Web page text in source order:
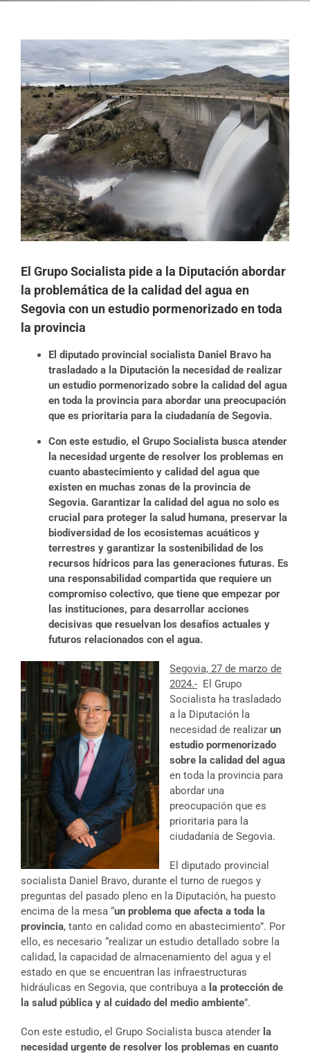
imagen
más
grande
El Grupo Socialista pide a la Diputación abordar
la problemática de la calidad del agua en
Segovia con un estudio pormenorizado en toda
la provincia
El diputado provincial socialista Daniel Bravo ha
trasladado a la Diputación la necesidad de realizar
un estudio pormenorizado sobre la calidad del agua
en toda la provincia para abordar una preocupación
que es prioritaria para la ciudadanía de Segovia.
Con este estudio, el Grupo Socialista busca atender
la necesidad urgente de resolver los problemas en
cuanto abastecimiento y calidad del agua que
existen en muchas zonas de la provincia de
Segovia. Garantizar la calidad del agua no solo es
crucial para proteger la salud humana, preservar la
biodiversidad de los ecosistemas acuáticos y
terrestres y garantizar la sostenibilidad de los
recursos hídricos para las generaciones futuras. Es
una responsabilidad compartida que requiere un
compromiso colectivo, que tiene que empezar por
las instituciones, para desarrollar acciones
decisivas que resuelvan los desafíos actuales y
futuros relacionados con el agua.
Segovia, 27 de marzo de
2024.- El Grupo
Socialista ha trasladado
a la Diputación la
necesidad de realizar un
estudio pormenorizado
sobre la calidad del agua
en toda la provincia para
abordar una
preocupación que es
prioritaria para la
ciudadanía de Segovia.
El diputado provincial
socialista Daniel Bravo, durante el turno de ruegos y
preguntas del pasado pleno en la Diputación, ha puesto
encima de la mesa “un problema que afecta a toda la
provincia, tanto en calidad como en abastecimiento”. Por
ello, es necesario “realizar un estudio detallado sobre la
calidad, la capacidad de almacenamiento del agua y el
estado en que se encuentran las infraestructuras
hidráulicas en Segovia, que contribuya a la protección de
la salud pública y al cuidado del medio ambiente”.
Con este estudio, el Grupo Socialista busca atender la
necesidad urgente de resolver los problemas en cuanto